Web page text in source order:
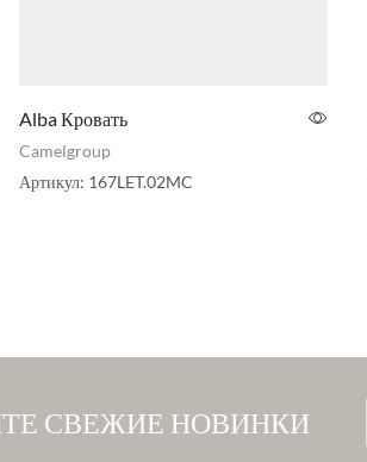
Alba Кровать
Camelgroup
Артикул: 167LET.02MC
СВЕЖИЕ НОВИНКИ